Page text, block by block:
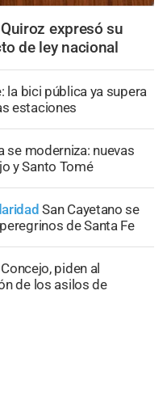
expresó su
de ley nacional
la bici pública ya supera
estaciones
se moderniza: nuevas
y Santo Tomé
San Cayetano se
de Santa Fe
piden al
de los asilos de